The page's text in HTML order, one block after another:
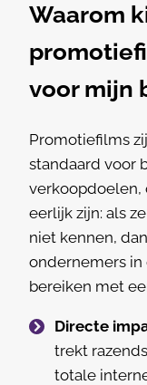
Waarom
voor mijn
Promotiefilms
standaard voor
verkoopdoelen,
eerlijk zijn: als
niet kennen,
ondernemers
bereiken met
Directe
trekt
totale